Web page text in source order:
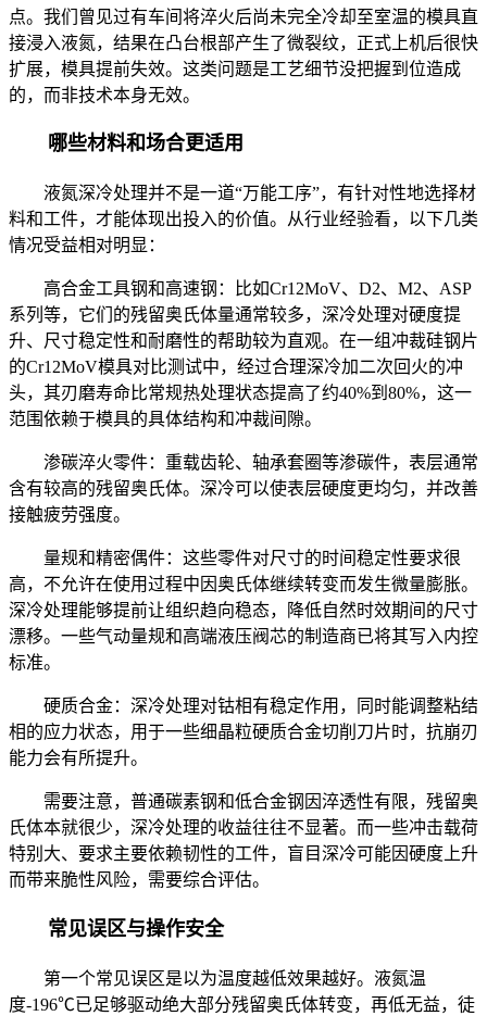
点。我们曾见过有车间将淬火后尚未完全冷却至室温的模具直
接浸入液氮，结果在凸台根部产生了微裂纹，正式上机后很快
扩展，模具提前失效。这类问题是工艺细节没把握到位造成
的，而非技术本身无效。
哪些材料和场合更适用
液氮深冷处理并不是一道“万能工序”，有针对性地选择材
料和工件，才能体现出投入的价值。从行业经验看，以下几类
情况受益相对明显：
高合金工具钢和高速钢：比如Cr12MoV、D2、M2、ASP
系列等，它们的残留奥氏体量通常较多，深冷处理对硬度提
升、尺寸稳定性和耐磨性的帮助较为直观。在一组冲裁硅钢片
的Cr12MoV模具对比测试中，经过合理深冷加二次回火的冲
头，其刃磨寿命比常规热处理状态提高了约40%到80%，这一
范围依赖于模具的具体结构和冲裁间隙。
渗碳淬火零件：重载齿轮、轴承套圈等渗碳件，表层通常
含有较高的残留奥氏体。深冷可以使表层硬度更均匀，并改善
接触疲劳强度。
量规和精密偶件：这些零件对尺寸的时间稳定性要求很
高，不允许在使用过程中因奥氏体继续转变而发生微量膨胀。
深冷处理能够提前让组织趋向稳态，降低自然时效期间的尺寸
漂移。一些气动量规和高端液压阀芯的制造商已将其写入内控
标准。
硬质合金：深冷处理对钴相有稳定作用，同时能调整粘结
相的应力状态，用于一些细晶粒硬质合金切削刀片时，抗崩刃
能力会有所提升。
需要注意，普通碳素钢和低合金钢因淬透性有限，残留奥
氏体本就很少，深冷处理的收益往往不显著。而一些冲击载荷
特别大、要求主要依赖韧性的工件，盲目深冷可能因硬度上升
而带来脆性风险，需要综合评估。
常见误区与操作安全
第一个常见误区是以为温度越低效果越好。液氮温
度-196℃已足够驱动绝大部分残留奥氏体转变，再低无益，徒